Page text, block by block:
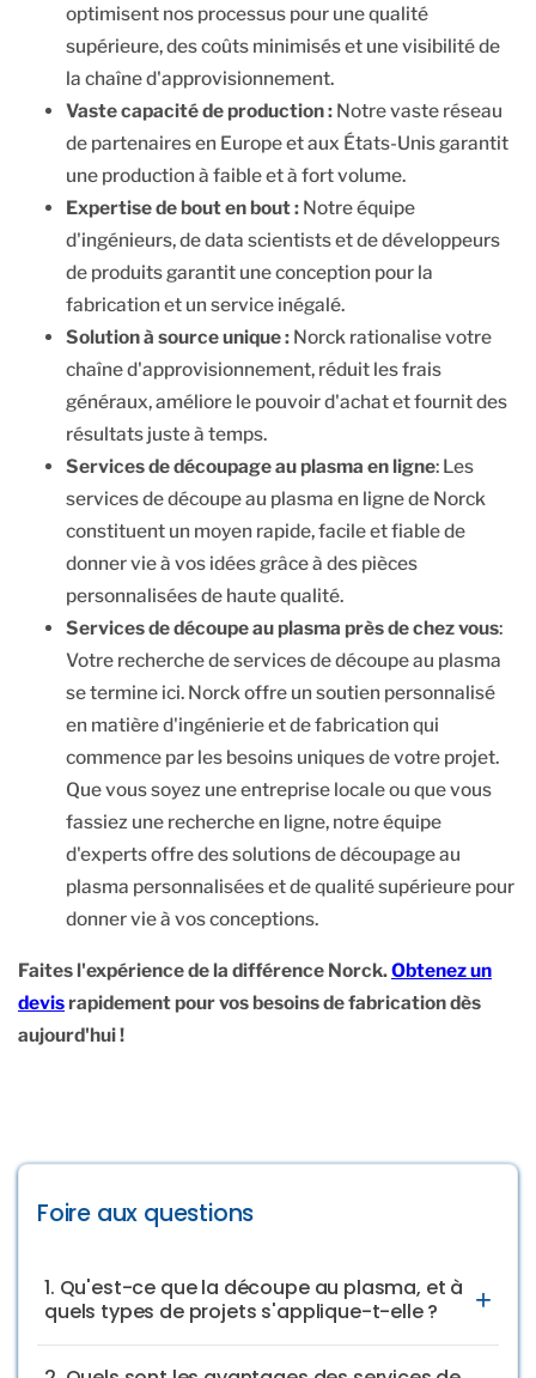
optimisent nos processus pour une qualité
supérieure, des coûts minimisés et une visibilité de
la chaîne d'approvisionnement.
Vaste capacité de production : Notre vaste réseau
de partenaires en Europe et aux États-Unis garantit
une production à faible et à fort volume.
Expertise de bout en bout : Notre équipe
d'ingénieurs, de data scientists et de développeurs
de produits garantit une conception pour la
fabrication et un service inégalé.
Solution à source unique : Norck rationalise votre
chaîne d'approvisionnement, réduit les frais
généraux, améliore le pouvoir d'achat et fournit des
résultats juste à temps.
Services de découpage au plasma en ligne: Les
services de découpe au plasma en ligne de Norck
constituent un moyen rapide, facile et fiable de
donner vie à vos idées grâce à des pièces
personnalisées de haute qualité.
Services de découpe au plasma près de chez vous:
Votre recherche de services de découpe au plasma
se termine ici. Norck offre un soutien personnalisé
en matière d'ingénierie et de fabrication qui
commence par les besoins uniques de votre projet.
Que vous soyez une entreprise locale ou que vous
fassiez une recherche en ligne, notre équipe
d'experts offre des solutions de découpage au
plasma personnalisées et de qualité supérieure pour
donner vie à vos conceptions.
Faites l'expérience de la différence Norck.Obtenez un
devisrapidement pour vos besoins de fabrication dès
aujourd'hui !
Foire aux questions
1. Qu'est-ce que la découpe au plasma, et à
quels types de projets s'applique-t-elle ?
+